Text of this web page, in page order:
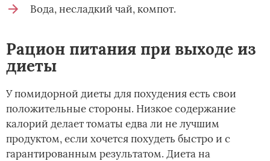
Вода, несладкий чай, компот.
Рацион питания при выходе из
диеты
У помидорной диеты для похудения есть свои
положительные стороны. Низкое содержание
калорий делает томаты едва ли не лучшим
продуктом, если хочется похудеть быстро и с
гарантированным результатом. Диета на